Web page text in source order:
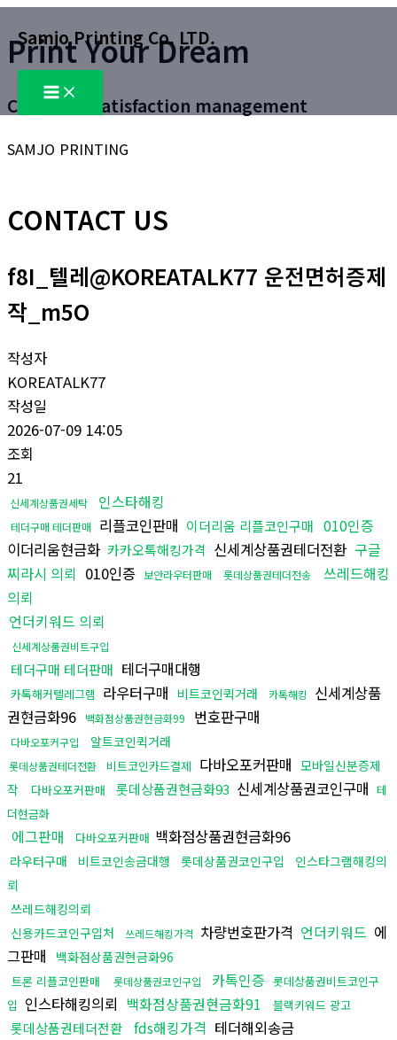
텐
츠
건
뛰
Samjo Printing Co. LTD.
Main
Menu
Print Your Dream
Customer satisfaction management
SAMJO PRINTING
CONTACT US
f8I_텔레@KOREATALK77 운전면허증제
작_m5O
작성자
KOREATALK77
작성일
2026-07-09 14:05
조회
21
신세계상품권세탁 인스타해킹
테더구매 테더판매 리플코인판매 이더리움 리플코인구매 010인증
이더리움현금화 카카오톡해킹가격 신세계상품권테더전환 구글
찌라시 의뢰 010인증 보안라우터판매 롯데상품권테더전송
쓰레드해킹
의뢰
언더키워드 의뢰
신세계상품권비트구입
테더구매 테더판매 테더구매대행
카톡해커텔레그램 라우터구매 비트코인퀵거래 카톡해킹
신세계상품
권현금화96
백화점상품권현금화99 번호판구매
다바오포커구입 알트코인퀵거래
롯데상품권테더전환 비트코인카드결제 다바오포커판매 모바일신분증제
작
다바오포커판매 롯데상품권현금화93 신세계상품권코인구매 테
더현금화
에그판매 다바오포커판매 백화점상품권현금화96
라우터구매 비트코인송금대행 롯데상품권코인구입
인스타그램해킹의
뢰
쓰레드해킹의뢰
신용카드코인구입처
쓰레드해킹가격 차량번호판가격 언더키워드 에
그판매
백화점상품권현금화96
트론 리플코인판매 롯데상품권코인구입 카톡인증 롯데상품권비트코인구
입 인스타해킹의뢰 백화점상품권현금화91 블랙키워드 광고
롯데상품권테더전환 fds해킹가격 테더해외송금